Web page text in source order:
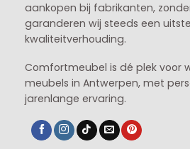
aankopen bij fabrikanten,
garanderen wij steeds een
kwaliteitverhouding.
Comfortmeubel is dé plek voor
meubels in Antwerpen, met
jarenlange ervaring.